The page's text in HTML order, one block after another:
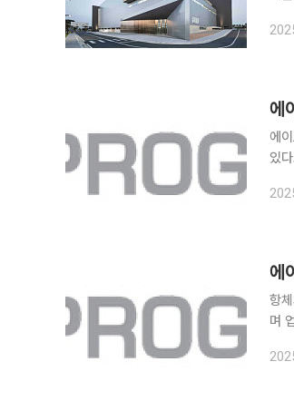
에
에
있
따
항
며
라